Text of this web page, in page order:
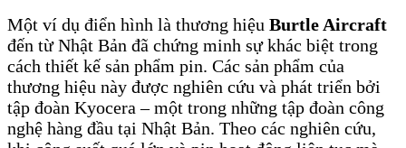
Một ví dụ điển hình là thương hiệu Burtle Aircraft
đến từ Nhật Bản đã chứng minh sự khác biệt trong
cách thiết kế sản phẩm pin. Các sản phẩm của
thương hiệu này được nghiên cứu và phát triển bởi
tập đoàn Kyocera – một trong những tập đoàn công
nghệ hàng đầu tại Nhật Bản. Theo các nghiên cứu,